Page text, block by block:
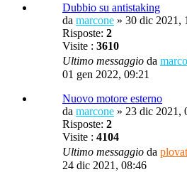
Dubbio su antistaking
da marcone » 30 dic 2021,
Risposte: 2
Visite : 3610
Ultimo messaggio da
01 gen 2022, 09:21
Nuovo motore esterno
da marcone » 23 dic 2021,
Risposte: 2
Visite : 4104
Ultimo messaggio da
24 dic 2021, 08:46